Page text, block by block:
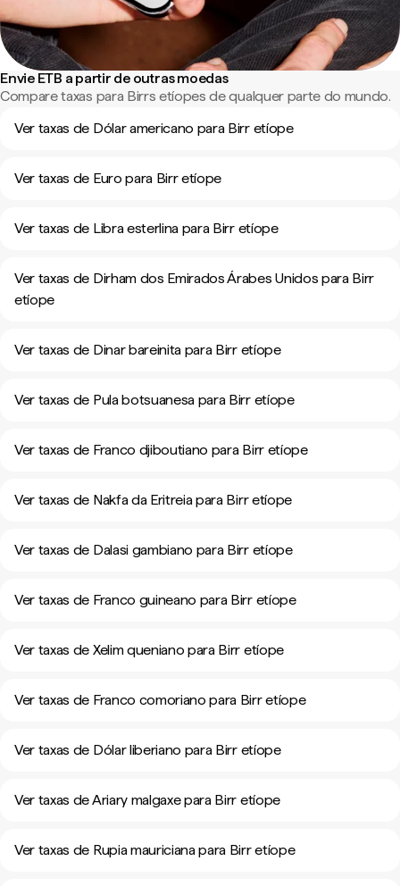
Envie ETB a partir de outras moedas
Compare taxas para Birrs etíopes de qualquer parte do mundo.
Ver taxas de Dólar americano para Birr etíope
Ver taxas de Euro para Birr etíope
Ver taxas de Libra esterlina para Birr etíope
Ver taxas de Dirham dos Emirados Árabes Unidos para Birr
etíope
Ver taxas de Dinar bareinita para Birr etíope
Ver taxas de Pula botsuanesa para Birr etíope
Ver taxas de Franco djiboutiano para Birr etíope
Ver taxas de Nakfa da Eritreia para Birr etíope
Ver taxas de Dalasi gambiano para Birr etíope
Ver taxas de Franco guineano para Birr etíope
Ver taxas de Xelim queniano para Birr etíope
Ver taxas de Franco comoriano para Birr etíope
Ver taxas de Dólar liberiano para Birr etíope
Ver taxas de Ariary malgaxe para Birr etíope
Ver taxas de Rupia mauriciana para Birr etíope